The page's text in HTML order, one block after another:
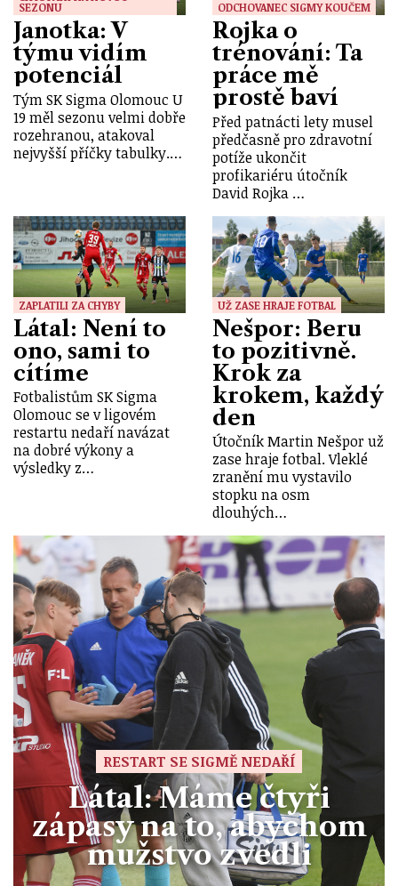
SEZONU
Janotka: V
týmu vidím
potenciál
Tým SK Sigma Olomouc U
19 měl sezonu velmi dobře
rozehranou, atakoval
nejvyšší příčky tabulky.…
ODCHOVANEC SIGMY KOUČEM
Rojka o
trénování: Ta
práce mě
prostě baví
Před patnácti lety musel
předčasně pro zdravotní
potíže ukončit
profikariéru útočník
David Rojka …
ZAPLATILI ZA CHYBY
Látal: Není to
ono, sami to
cítíme
Fotbalistům SK Sigma
Olomouc se v ligovém
restartu nedaří navázat
na dobré výkony a
výsledky z…
UŽ ZASE HRAJE FOTBAL
Nešpor: Beru
to pozitivně.
Krok za
krokem, každý
den
Útočník Martin Nešpor už
zase hraje fotbal. Vleklé
zranění mu vystavilo
stopku na osm
dlouhých…
RESTART SE SIGMĚ NEDAŘÍ
Látal: Máme čtyři
zápasy na to, abychom
mužstvo zvedli